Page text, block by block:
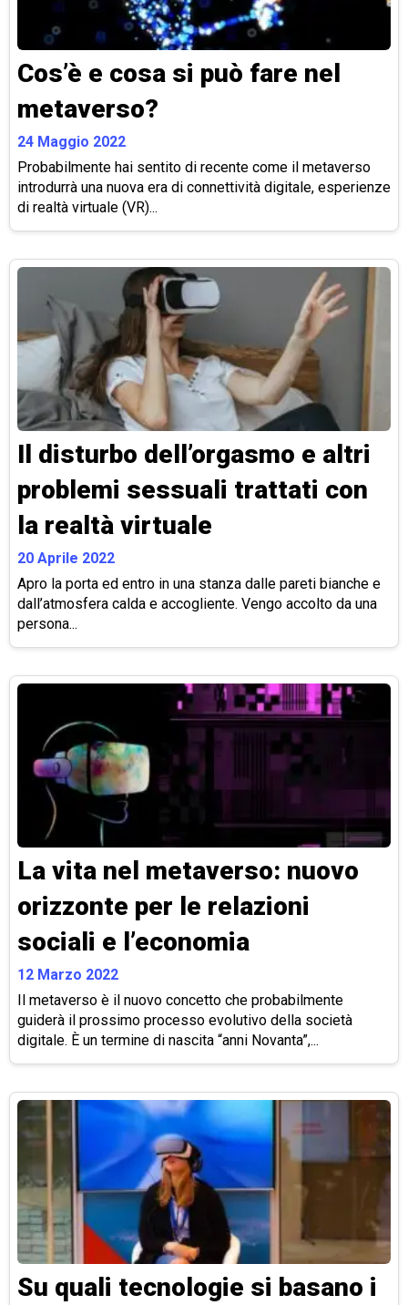
Cos’è e cosa si può fare nel
metaverso?
24 Maggio 2022
Probabilmente hai sentito di recente come il metaverso
introdurrà una nuova era di connettività digitale, esperienze
di realtà virtuale (VR)...
Il disturbo dell’orgasmo e altri
problemi sessuali trattati con
la realtà virtuale
20 Aprile 2022
Apro la porta ed entro in una stanza dalle pareti bianche e
dall’atmosfera calda e accogliente. Vengo accolto da una
persona...
La vita nel metaverso: nuovo
orizzonte per le relazioni
sociali e l’economia
12 Marzo 2022
Il metaverso è il nuovo concetto che probabilmente
guiderà il prossimo processo evolutivo della società
digitale. È un termine di nascita “anni Novanta”,...
Su quali tecnologie si basano i